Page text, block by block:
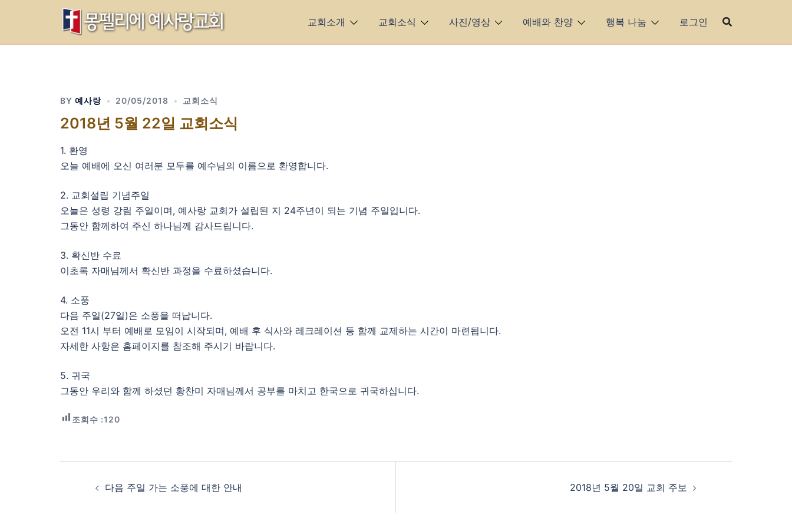
교회소개 교회소식 사진/영상 예배와 찬양 행복 나눔 로그인
BY 예사랑 20/05/2018 교회소식
2018년 5월 22일 교회소식
1. 환영
오늘 예배에 오신 여러분 모두를 예수님의 이름으로 환영합니다.
2. 교회설립 기념주일
오늘은 성령 강림 주일이며, 예사랑 교회가 설립된 지 24주년이 되는 기념 주일입니다.
그동안 함께하여 주신 하나님께 감사드립니다.
3. 확신반 수료
이초록 자매님께서 확신반 과정을 수료하셨습니다.
4. 소풍
다음 주일(27일)은 소풍을 떠납니다.
오전 11시 부터 예배로 모임이 시작되며, 예배 후 식사와 레크레이션 등 함께 교제하는 시간이 마련됩니다.
자세한 사항은 홈페이지를 참조해 주시기 바랍니다.
5. 귀국
그동안 우리와 함께 하셨던 황찬미 자매님께서 공부를 마치고 한국으로 귀국하십니다.
조회수 :120
Post
navigation
다음 주일 가는 소풍에 대한 안내 2018년 5월 20일 교회 주보